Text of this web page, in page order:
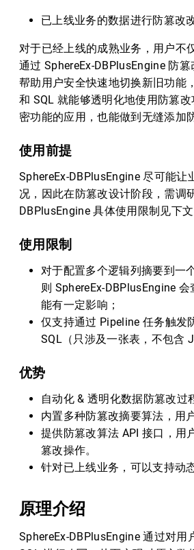
已上线业务的数据进行防篡改
对于已经上线的成熟业务，用户不
通过 SphereEx-DBPlusEngine 防
帮助用户安全快速地切换新旧功能
和 SQL 就能够透明化地使用防篡
密功能的应用，也能做到无缝添加
使用前提
SphereEx-DBPlusEngine 尽可能
况，因此在防篡改设计阶段，需调
DBPlusEngine 具体使用限制见下文
使用限制
对于配置多个逻辑列摘要到一
则 SphereEx-DBPlusEngine
能有一定影响；
仅支持通过 Pipeline 任务触发
SQL（只涉及一张表，不包含
优势
自动化 & 透明化数据防篡改过
内置多种防篡改摘要算法，用
提供防篡改算法 API 接口，用
篡改操作。
针对已上线业务，可以支持动
原理介绍
SphereEx-DBPlusEngine 通过对